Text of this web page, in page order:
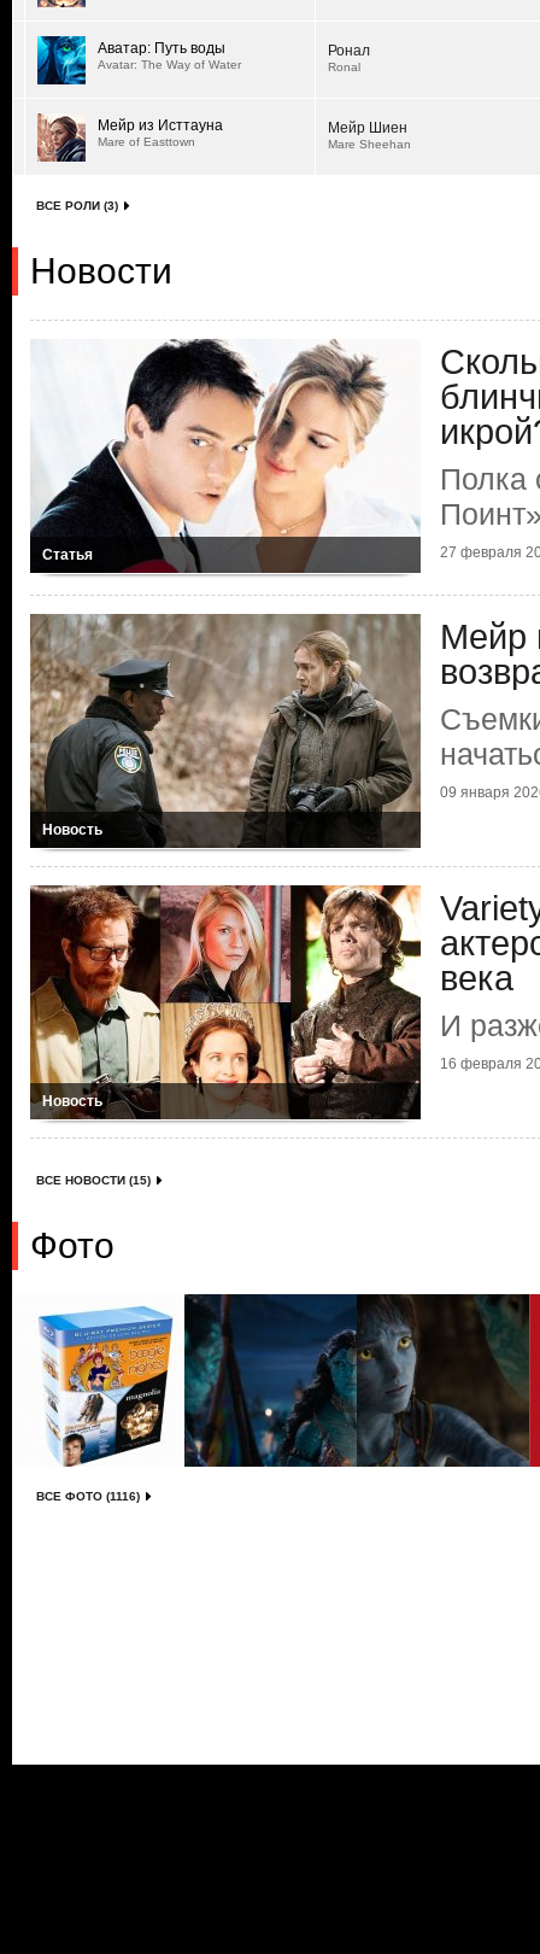
Аватар: Путь воды
Avatar: The Way of Water
Ронал
Ronal
Мейр из Исттауна
Mare of Easttown
Мейр Шиен
Mare Sheehan
ВСЕ РОЛИ (3)
Новости
Статья
Полка
27 февраля
Новость
Мейр
09 января
Новость
века
И
16 февраля
ВСЕ НОВОСТИ (15)
Фото
ВСЕ ФОТО (1116)